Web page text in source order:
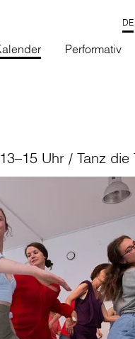
Performativ
Uhr / Tanz die